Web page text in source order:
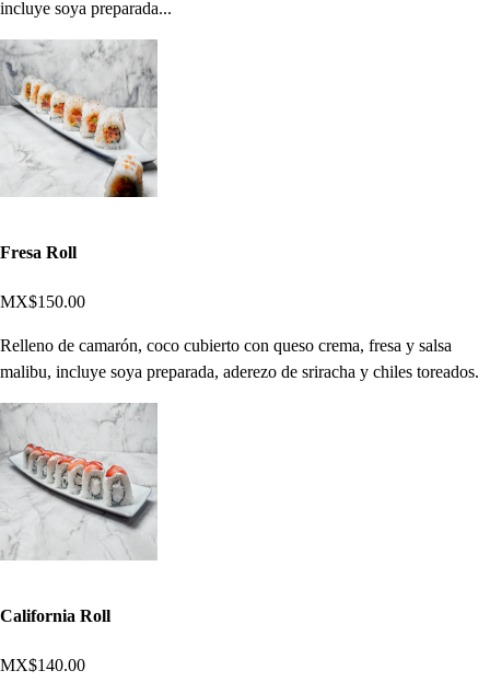
incluye soya preparada...
Fresa Roll
MX$150.00
Relleno de camarón, coco cubierto con queso crema, fresa y salsa
malibu, incluye soya preparada, aderezo de sriracha y chiles toreados.
California Roll
MX$140.00